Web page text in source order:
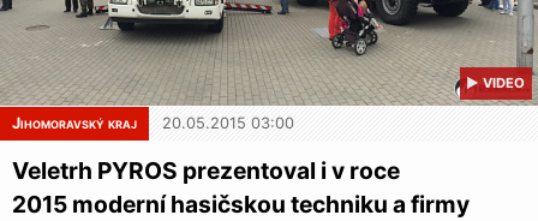
▶ VIDEO
Jihomoravský kraj 20.05.2015 03:00
Veletrh PYROS prezentoval i v roce
2015 moderní hasičskou techniku a firmy